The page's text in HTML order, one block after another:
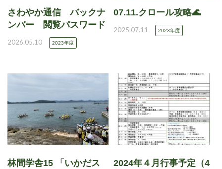
さわやか通信 バックナ
ンバー 閲覧パスワード
2026.05.10 2023年度
07.11.クロール攻略🌊
2025.07.11 2023年度
林間学舎15 「いかだス
2024年４月行事予定（4